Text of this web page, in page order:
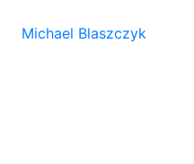
Michael Blaszczyk